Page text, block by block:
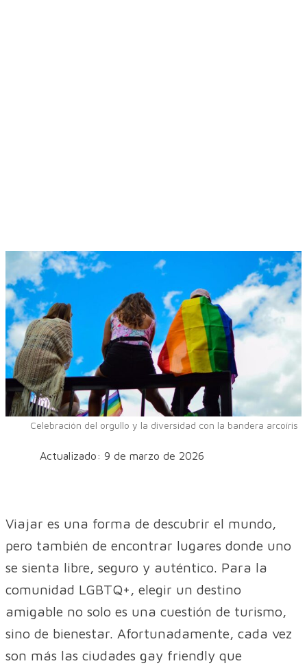
Celebración del orgullo y la diversidad con la bandera arcoíris
Actualizado: 9 de marzo de 2026
Viajar es una forma de descubrir el mundo,
pero también de encontrar lugares donde uno
se sienta libre, seguro y auténtico. Para la
comunidad LGBTQ+, elegir un destino
amigable no solo es una cuestión de turismo,
sino de bienestar. Afortunadamente, cada vez
son más las ciudades gay friendly que